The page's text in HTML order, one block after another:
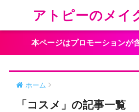
アトピーのメイ
本ページはプロモーションが
ホーム
「コスメ」の記事一覧